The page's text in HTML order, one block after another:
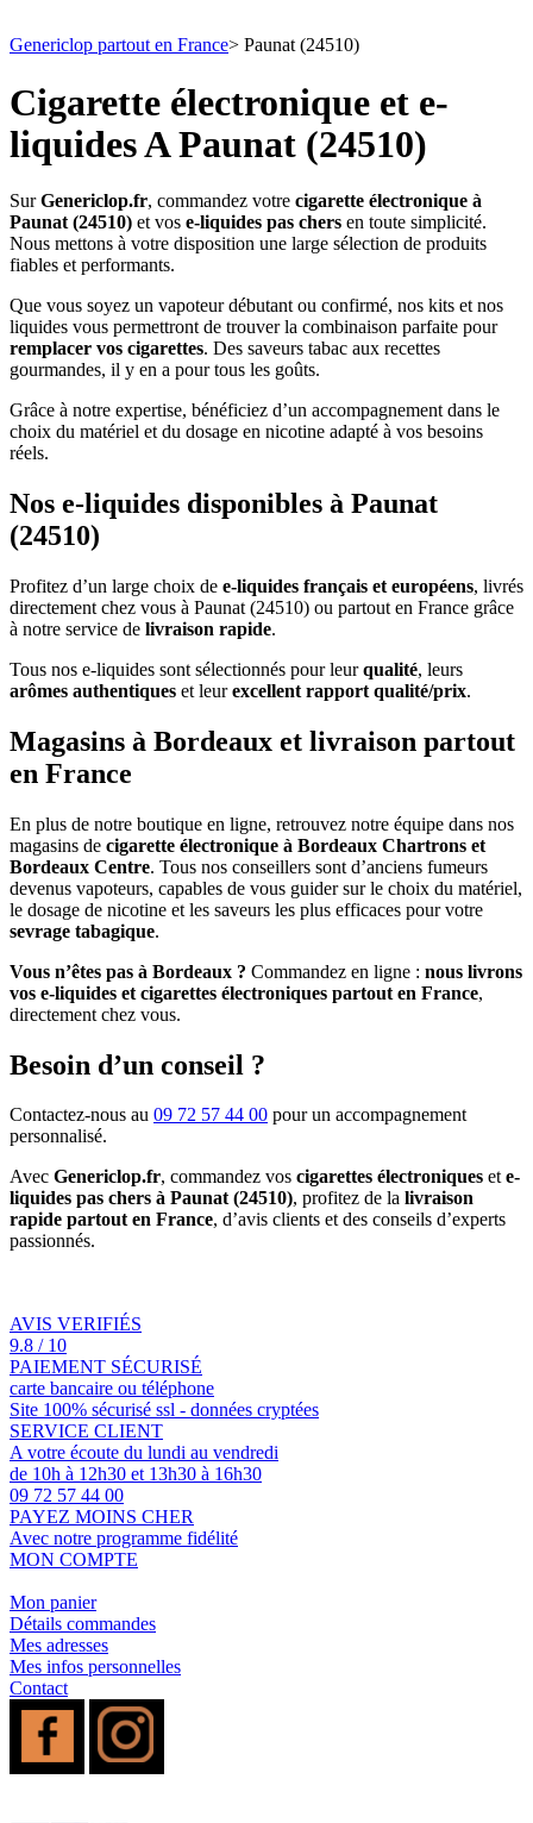
Genericlop partout en France> Paunat (24510)
Cigarette électronique et e-
liquides A Paunat (24510)
SurGenericlop.fr, commandez votre cigarette électronique à
Paunat (24510) et vos e-liquides pas chers en toute simplicité.
Nous mettons à votre disposition une large sélection de produits
fiables et performants.
Que vous soyez un vapoteur débutant ou confirmé, nos kits et nos
liquides vous permettront de trouver la combinaison parfaite pour
remplacer vos cigarettes. Des saveurs tabac aux recettes
gourmandes, il y en a pour tous les goûts.
Grâce à notre expertise, bénéficiez d’un accompagnement dans le
choix du matériel et du dosage en nicotine adapté à vos besoins
réels.
Nos e-liquides disponibles à Paunat
(24510)
Profitez d’un large choix de e-liquides français et européens, livrés
directement chez vous à Paunat (24510) ou partout en France grâce
à notre service de livraison rapide.
Tous nos e-liquides sont sélectionnés pour leurqualité, leurs
arômes authentiques et leurexcellent rapport qualité/prix.
Magasins à Bordeaux et livraison partout
en France
En plus de notre boutique en ligne, retrouvez notre équipe dans nos
magasins de cigarette électronique à Bordeaux Chartrons et
Bordeaux Centre. Tous nos conseillers sont d’anciens fumeurs
devenus vapoteurs, capables de vous guider sur le choix du matériel,
le dosage de nicotine et les saveurs les plus efficaces pour votre
sevrage tabagique.
Vous n’êtes pas à Bordeaux ? Commandez en ligne : nous livrons
vos e-liquides et cigarettes électroniques partout en France,
directement chez vous.
Besoin d’un conseil ?
Contactez-nous au 09 72 57 44 00 pour un accompagnement
personnalisé.
Avec Genericlop.fr, commandez vos cigarettes électroniques ete-
liquides pas chers à Paunat (24510), profitez de la livraison
rapide partout en France, d’avis clients et des conseils d’experts
passionnés.
AVIS VERIFIÉS
9.8 / 10
PAIEMENT SÉCURISÉ
carte bancaire ou téléphone
Site 100% sécurisé ssl - données cryptées
SERVICE CLIENT
A votre écoute du lundi au vendredi
de 10h à 12h30 et 13h30 à 16h30
09 72 57 44 00
PAYEZ MOINS CHER
Avec notre programme fidélité
MON COMPTE
Mon panier
Détails commandes
Mes adresses
Mes infos personnelles
Contact